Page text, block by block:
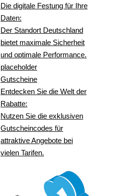
Die digitale Festung für Ihre
Daten:
Der Standort Deutschland
bietet maximale Sicherheit
und optimale Performance.
placeholder
Gutscheine
Entdecken Sie die Welt der
Rabatte:
Nutzen Sie die exklusiven
Gutscheincodes für
attraktive Angebote bei
vielen Tarifen.